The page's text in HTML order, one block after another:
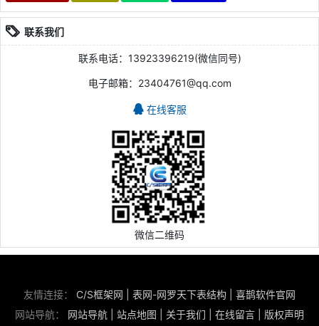
联系我们
联系电话：13923396219(微信同号)
电子邮箱：23404761@qq.com
在线客服
微信二维码
友情连接： C/S框架网 表网-网罗天下表结构
喜鹊软件官网
网站导航： 网站导航 站点地图 关于我们 在线留言
版权声明